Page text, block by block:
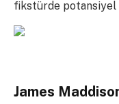
fikstürde potansiyel
James